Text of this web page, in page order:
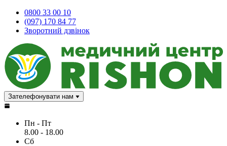
0800 33 00 10
(097) 170 84 77
Зворотний дзвінок
Зателефонувати нам
Пн - Пт
8.00 - 18.00
Сб